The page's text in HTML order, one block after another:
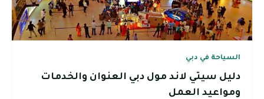
السياحة في دبي
دليل سيتي لاند مول دبي العنوان والخدمات
ومواعيد العمل